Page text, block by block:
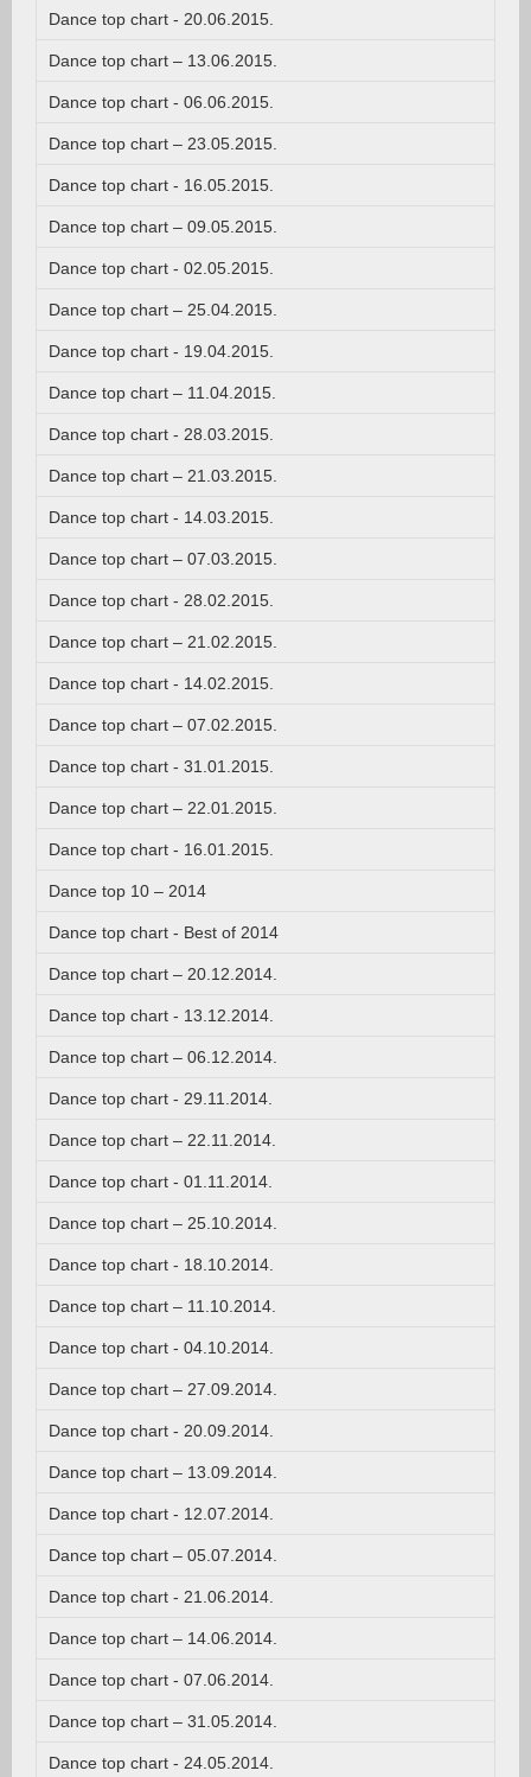
Dance top chart - 20.06.2015.
Dance top chart – 13.06.2015.
Dance top chart - 06.06.2015.
Dance top chart – 23.05.2015.
Dance top chart - 16.05.2015.
Dance top chart – 09.05.2015.
Dance top chart - 02.05.2015.
Dance top chart – 25.04.2015.
Dance top chart - 19.04.2015.
Dance top chart – 11.04.2015.
Dance top chart - 28.03.2015.
Dance top chart – 21.03.2015.
Dance top chart - 14.03.2015.
Dance top chart – 07.03.2015.
Dance top chart - 28.02.2015.
Dance top chart – 21.02.2015.
Dance top chart - 14.02.2015.
Dance top chart – 07.02.2015.
Dance top chart - 31.01.2015.
Dance top chart – 22.01.2015.
Dance top chart - 16.01.2015.
Dance top 10 – 2014
Dance top chart - Best of 2014
Dance top chart – 20.12.2014.
Dance top chart - 13.12.2014.
Dance top chart – 06.12.2014.
Dance top chart - 29.11.2014.
Dance top chart – 22.11.2014.
Dance top chart - 01.11.2014.
Dance top chart – 25.10.2014.
Dance top chart - 18.10.2014.
Dance top chart – 11.10.2014.
Dance top chart - 04.10.2014.
Dance top chart – 27.09.2014.
Dance top chart - 20.09.2014.
Dance top chart – 13.09.2014.
Dance top chart - 12.07.2014.
Dance top chart – 05.07.2014.
Dance top chart - 21.06.2014.
Dance top chart – 14.06.2014.
Dance top chart - 07.06.2014.
Dance top chart – 31.05.2014.
Dance top chart - 24.05.2014.